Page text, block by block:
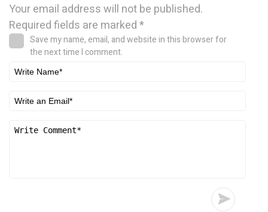
Your email address will not be published.
Required fields are marked*
Save my name, email, and website in this browser for
the next time I comment.